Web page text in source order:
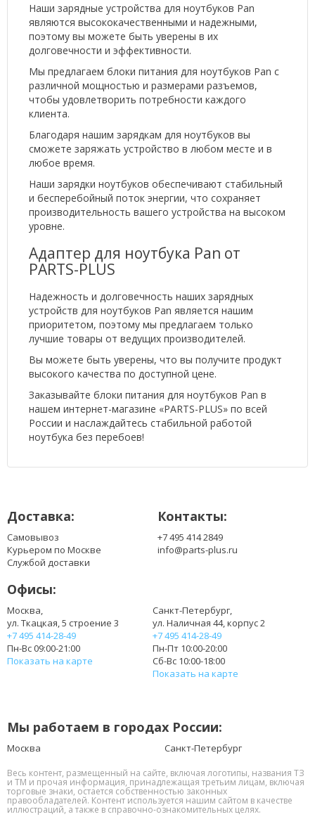
Наши зарядные устройства для ноутбуков Pan
являются высококачественными и надежными,
поэтому вы можете быть уверены в их
долговечности и эффективности.
Мы предлагаем блоки питания для ноутбуков Pan с
различной мощностью и размерами разъемов,
чтобы удовлетворить потребности каждого
клиента.
Благодаря нашим зарядкам для ноутбуков вы
сможете заряжать устройство в любом месте и в
любое время.
Наши зарядки ноутбуков обеспечивают стабильный
и бесперебойный поток энергии, что сохраняет
производительность вашего устройства на высоком
уровне.
Адаптер для ноутбука Pan от
PARTS-PLUS
Надежность и долговечность наших зарядных
устройств для ноутбуков Pan является нашим
приоритетом, поэтому мы предлагаем только
лучшие товары от ведущих производителей.
Вы можете быть уверены, что вы получите продукт
высокого качества по доступной цене.
Заказывайте блоки питания для ноутбуков Pan в
нашем интернет-магазине «PARTS-PLUS» по всей
России и наслаждайтесь стабильной работой
ноутбука без перебоев!
Доставка:
Самовывоз
Курьером по Москве
Службой доставки
Контакты:
+7 495 414 2849
info@parts-plus.ru
Офисы:
Москва,
ул. Ткацкая, 5 строение 3
+7 495 414-28-49
Пн-Вс 09:00-21:00
Показать на карте
Санкт-Петербург,
ул. Наличная 44, корпус 2
+7 495 414-28-49
Пн-Пт 10:00-20:00
Сб-Вс 10:00-18:00
Показать на карте
Мы работаем в городах России:
Москва Санкт-Петербург
Весь контент, размещенный на сайте, включая логотипы, названия ТЗ
и ТМ и прочая информация, принадлежащая третьим лицам, включая
торговые знаки, остается собственностью законных
правообладателей. Контент используется нашим сайтом в качестве
иллюстраций, а также в справочно-ознакомительных целях.